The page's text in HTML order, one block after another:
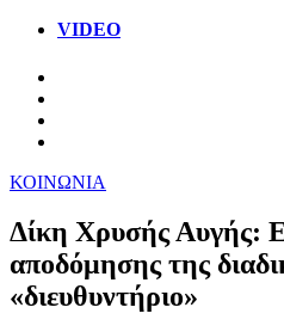
VIDEO
ΚΟΙΝΩΝΙΑ
Δίκη Χρυσής Αυγής:
αποδόμησης της
«διευθυντήριο»